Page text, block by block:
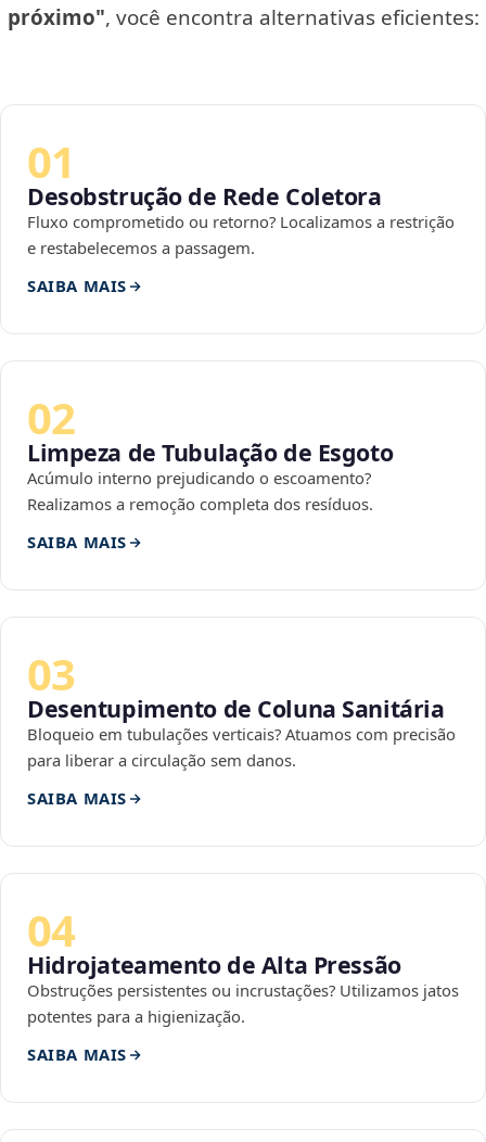
próximo", você encontra alternativas eficientes:
01
Desobstrução de Rede Coletora
Fluxo comprometido ou retorno? Localizamos a restrição
e restabelecemos a passagem.
SAIBA MAIS
02
Limpeza de Tubulação de Esgoto
Acúmulo interno prejudicando o escoamento?
Realizamos a remoção completa dos resíduos.
SAIBA MAIS
03
Desentupimento de Coluna Sanitária
Bloqueio em tubulações verticais? Atuamos com precisão
para liberar a circulação sem danos.
SAIBA MAIS
04
Hidrojateamento de Alta Pressão
Obstruções persistentes ou incrustações? Utilizamos jatos
potentes para a higienização.
SAIBA MAIS